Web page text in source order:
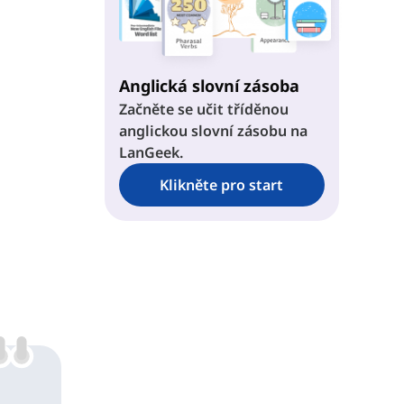
Anglická slovní zásoba
Začněte se učit tříděnou
anglickou slovní zásobu na
LanGeek.
Klikněte pro start